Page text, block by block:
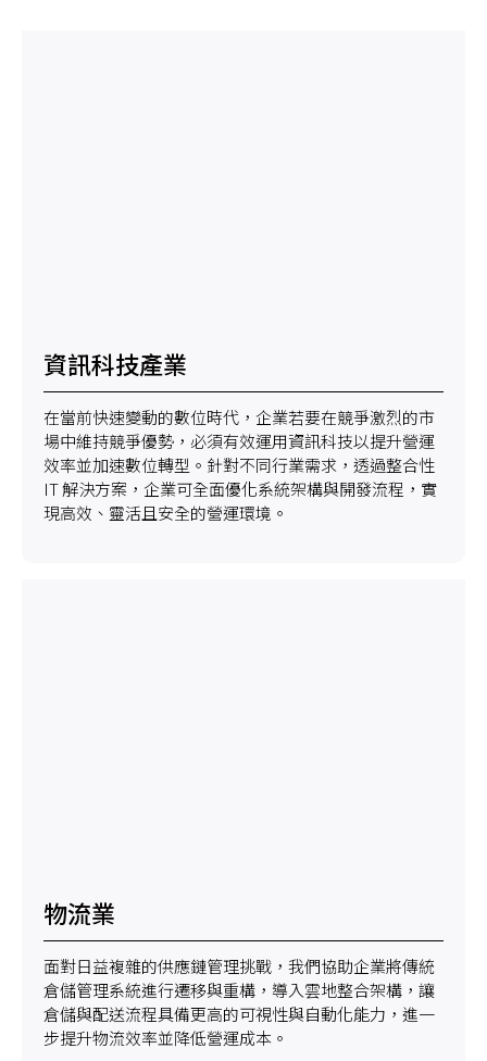
資訊科技產業
在當前快速變動的數位時代，企業若要在競爭激烈的市
場中維持競爭優勢，必須有效運用資訊科技以提升營運
效率並加速數位轉型。針對不同行業需求，透過整合性
IT 解決方案，企業可全面優化系統架構與開發流程，實
現高效、靈活且安全的營運環境。
物流業
面對日益複雜的供應鏈管理挑戰，我們協助企業將傳統
倉儲管理系統進行遷移與重構，導入雲地整合架構，讓
倉儲與配送流程具備更高的可視性與自動化能力，進一
步提升物流效率並降低營運成本。